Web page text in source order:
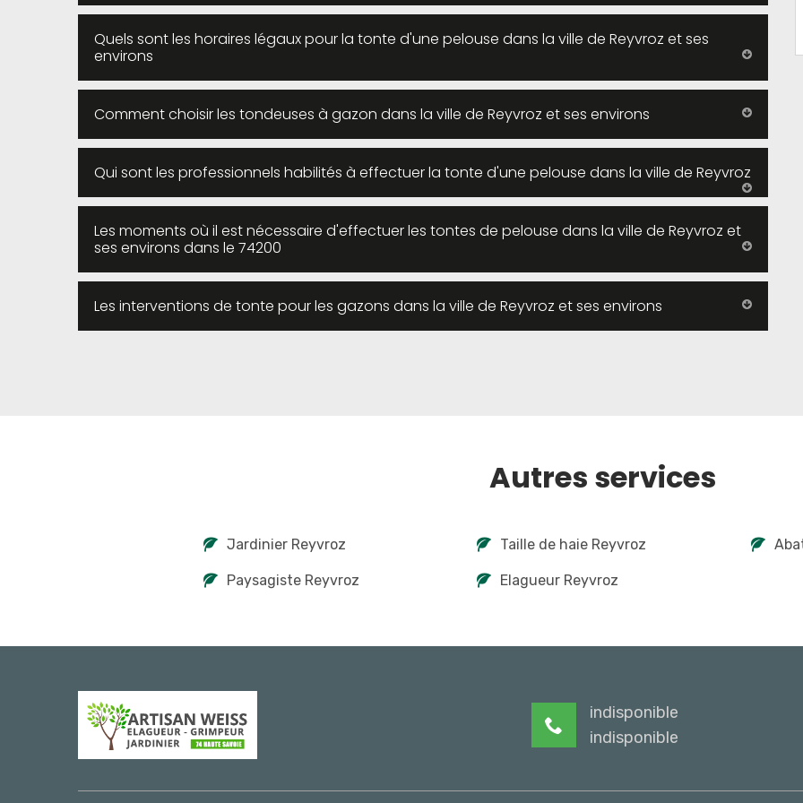
Quels sont les horaires légaux pour la tonte d'une pelouse dans la ville de Reyvroz et ses
environs
Comment choisir les tondeuses à gazon dans la ville de Reyvroz et ses environs
Qui sont les professionnels habilités à effectuer la tonte d'une pelouse dans la ville de Reyvroz
Les moments où il est nécessaire d'effectuer les tontes de pelouse dans la ville de Reyvroz et
ses environs dans le 74200
Les interventions de tonte pour les gazons dans la ville de Reyvroz et ses environs
Autres services
Jardinier Reyvroz
Paysagiste Reyvroz
Taille de haie Reyvroz
Elagueur Reyvroz
indisponible
indisponible